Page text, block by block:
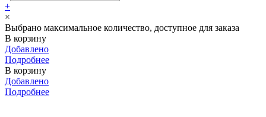
+
×
Выбрано максимальное количество, доступное для заказа
В корзину
Добавлено
Подробнее
В корзину
Добавлено
Подробнее